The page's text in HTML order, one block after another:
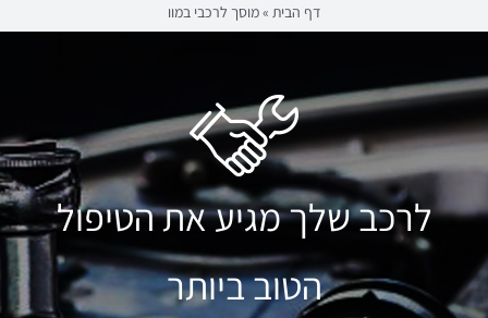
דף הבית »מוסך לרכבי במוו
לרכב שלך מגיע את הטיפול
הטוב ביותר